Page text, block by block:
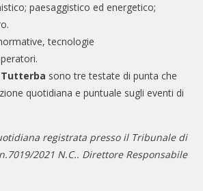
paesaggistico ed energetico;
tecnologie
Tutterba sono tre testate di punta che
quotidiana e puntuale sugli eventi di
registrata presso il Tribunale di
2021 N.C.. Direttore Responsabile